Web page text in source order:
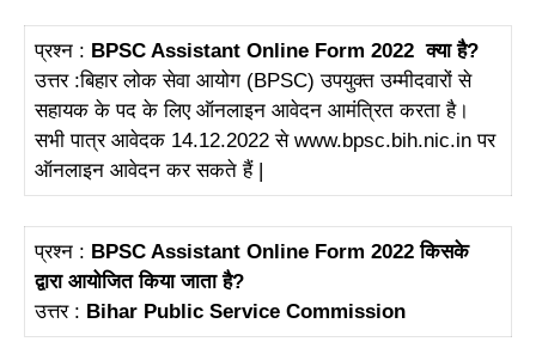
प्रश्न : BPSC Assistant Online Form 2022 क्या है?
उत्तर :बिहार लोक सेवा आयोग (BPSC) उपयुक्त उम्मीदवारों से
सहायक के पद के लिए ऑनलाइन आवेदन आमंत्रित करता है।
सभी पात्र आवेदक 14.12.2022 से www.bpsc.bih.nic.in पर
ऑनलाइन आवेदन कर सकते हैं |
प्रश्न : BPSC Assistant Online Form 2022 किसके
द्वारा आयोजित किया जाता है?
उत्तर : Bihar Public Service Commission